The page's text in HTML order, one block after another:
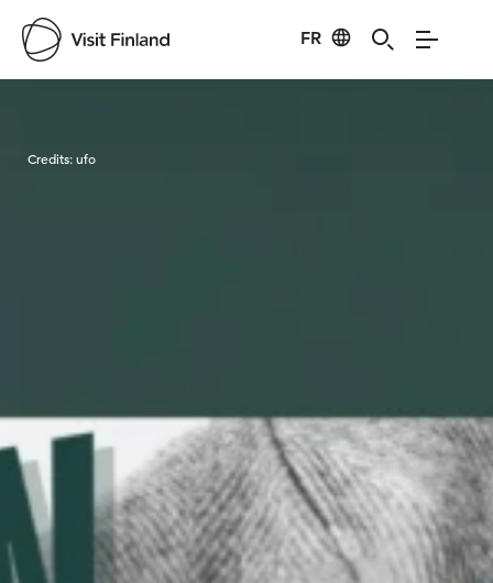
FR
Credits:ufo